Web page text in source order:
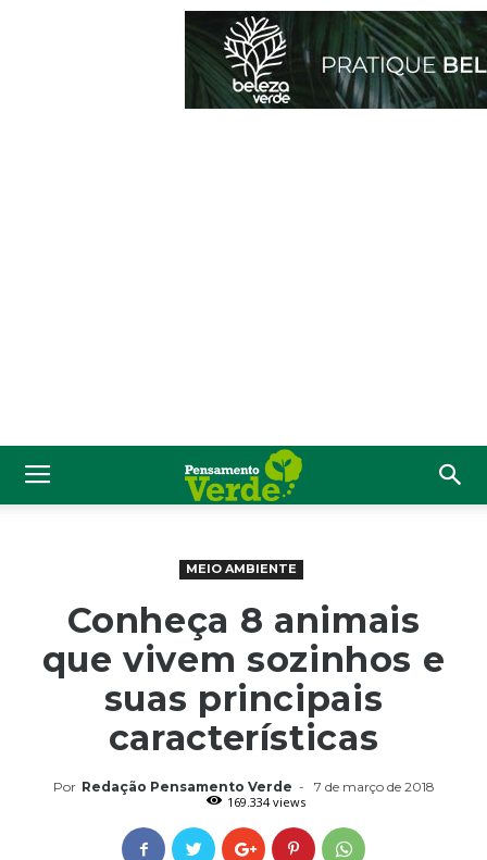
MEIO AMBIENTE
Conheça 8 animais
que vivem sozinhos e
suas principais
características
Por Redação Pensamento Verde -
7 de março de 2018
169.334 views